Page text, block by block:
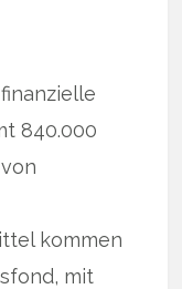
840.000
kommen
mit